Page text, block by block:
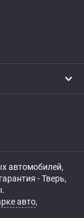
автомобилей,
- Тверь,
авто,